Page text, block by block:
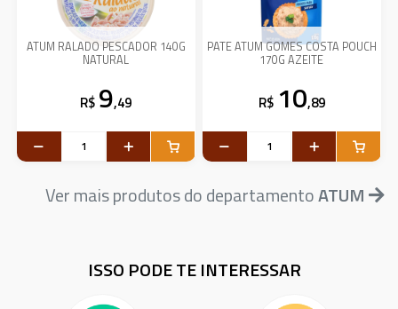
ATUM RALADO PESCADOR 140G
NATURAL
R$ 9,49
PATE ATUM GOMES COSTA POUCH
170G AZEITE
R$ 10,89
Ver mais produtos do departamentoATUM
ISSO PODE TE INTERESSAR